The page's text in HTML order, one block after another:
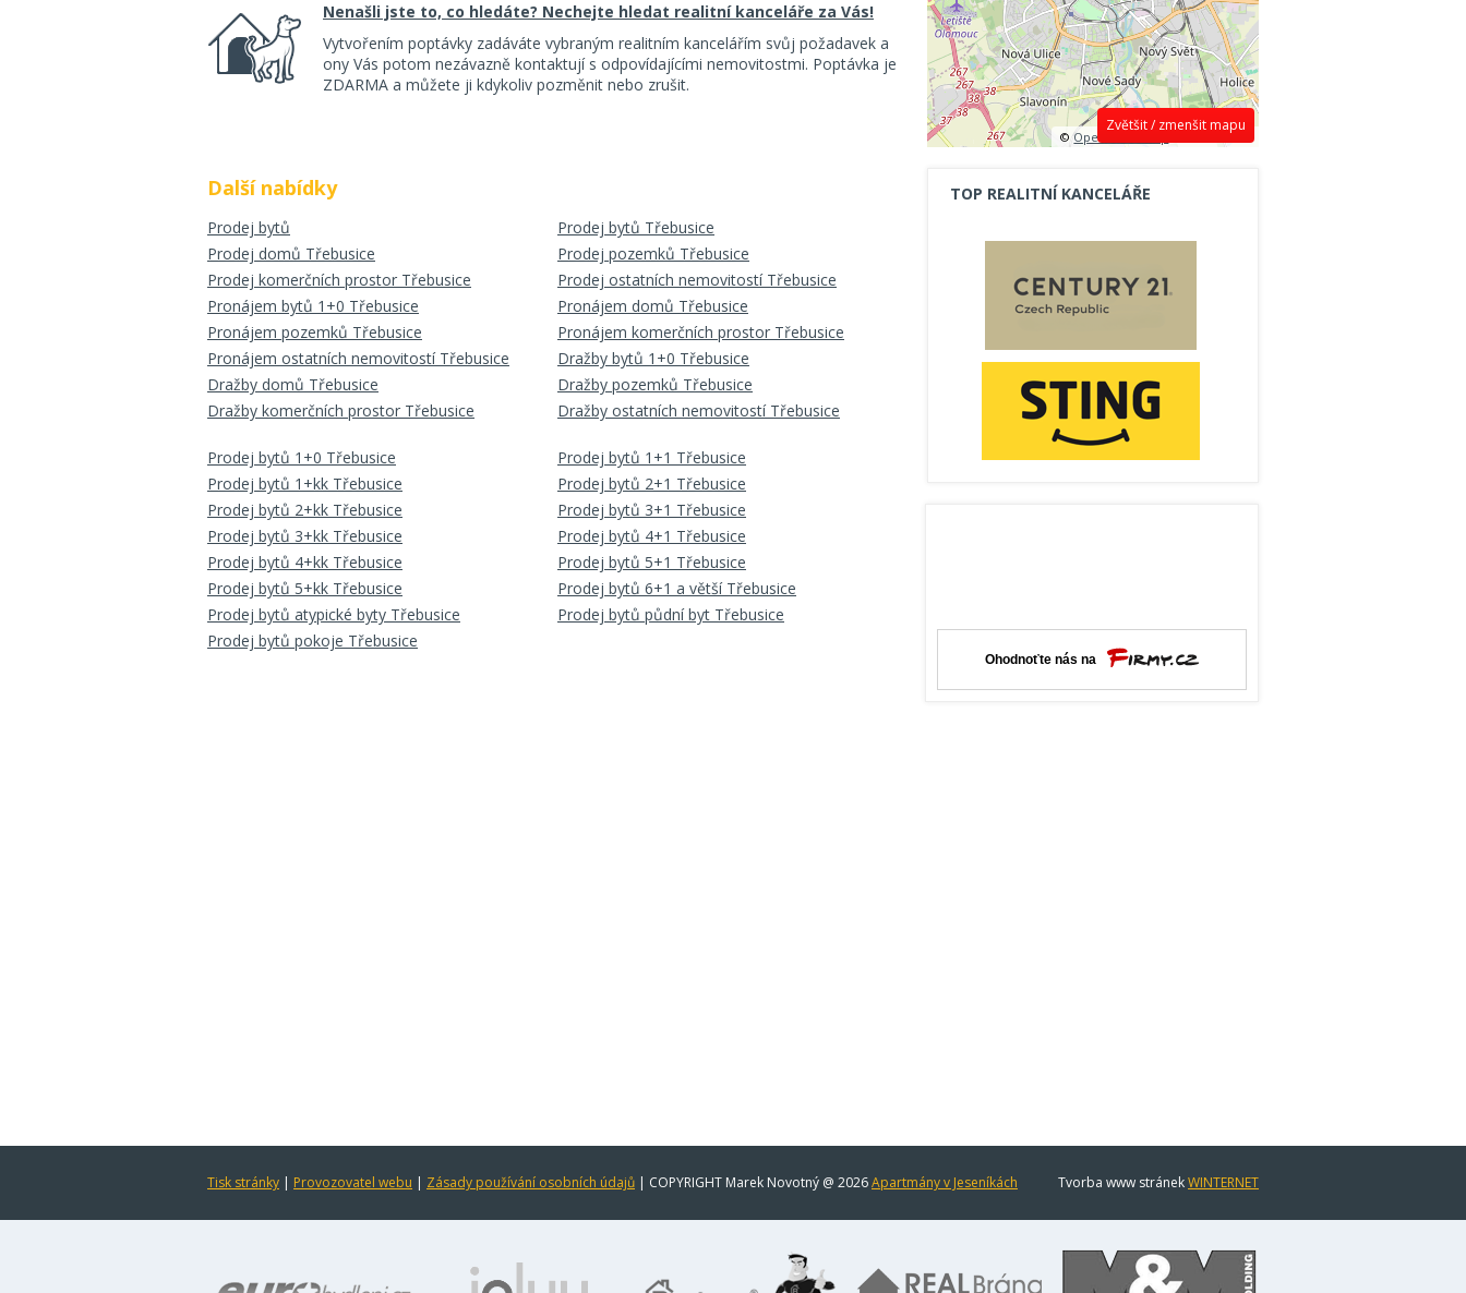
Nenašli jste to, co hledáte? Nechejte hledat realitní kanceláře za Vás!
Vytvořením poptávky zadáváte vybraným realitním kancelářím svůj požadavek a
ony Vás potom nezávazně kontaktují s odpovídajícími nemovitostmi. Poptávka je
ZDARMA a můžete ji kdykoliv pozměnit nebo zrušit.
Další nabídky
Prodej bytů
Prodej bytů Třebusice
Prodej domů Třebusice
Prodej pozemků Třebusice
Prodej komerčních prostor Třebusice
Prodej ostatních nemovitostí Třebusice
Pronájem bytů 1+0 Třebusice
Pronájem domů Třebusice
Pronájem pozemků Třebusice
Pronájem komerčních prostor Třebusice
Pronájem ostatních nemovitostí Třebusice
Dražby bytů 1+0 Třebusice
Dražby domů Třebusice
Dražby pozemků Třebusice
Dražby komerčních prostor Třebusice
Dražby ostatních nemovitostí Třebusice
Prodej bytů 1+0 Třebusice
Prodej bytů 1+1 Třebusice
Prodej bytů 1+kk Třebusice
Prodej bytů 2+1 Třebusice
Prodej bytů 2+kk Třebusice
Prodej bytů 3+1 Třebusice
Prodej bytů 3+kk Třebusice
Prodej bytů 4+1 Třebusice
Prodej bytů 4+kk Třebusice
Prodej bytů 5+1 Třebusice
Prodej bytů 5+kk Třebusice
Prodej bytů 6+1 a větší Třebusice
Prodej bytů atypické byty Třebusice
Prodej bytů půdní byt Třebusice
Prodej bytů pokoje Třebusice
Zvětšit / zmenšit mapu
©OpenStreetMap contributors.
TOP REALITNÍ KANCELÁŘE
Tisk stránky | Provozovatel webu | Zásady používání osobních údajů | COPYRIGHT Marek Novotný @ 2026Apartmány v Jeseníkách Tvorba www stránekWINTERNET